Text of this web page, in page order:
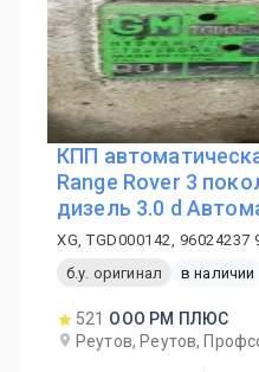
КПП
Range Rover 3
дизель 3.0 d
XG, TGD000142, 96024237
б.у. оригинал
в наличии
521 ООО РМ ПЛЮС
Реутов, Реутов,